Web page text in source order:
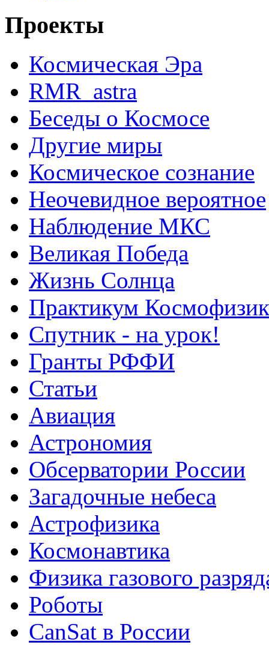
Проекты
Космическая Эра
RMR_astra
Беседы о Космосе
Другие миры
Космическое сознание
Неочевидное вероятное
Наблюдение МКС
Великая Победа
Жизнь Солнца
Практикум
Спутник - на урок!
Гранты РФФИ
Статьи
Авиация
Астрономия
Обсерватории России
Загадочные небеса
Астрофизика
Космонавтика
Физика газового
Роботы
CanSat в России